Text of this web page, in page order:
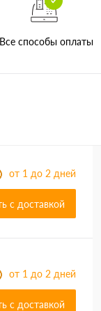
Все способы оплаты
от 1 до 2 дней
c доставкой
от 1 до 2 дней
c доставкой